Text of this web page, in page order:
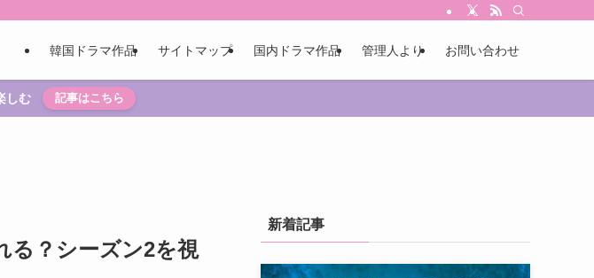
韓国ドラマ作品 サイトマップ 国内ドラマ作品 管理人より お問い合わせ
しむ 記事はこちら
る？シーズン2を視
新着記事